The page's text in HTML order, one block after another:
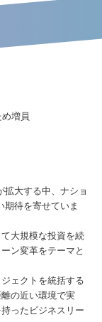
増員
拡大する中、ナショ
期待を寄せていま
大規模な投資を続
ン変革をテーマと
ェクトを統括する
の近い環境で実
ったビジネスリー